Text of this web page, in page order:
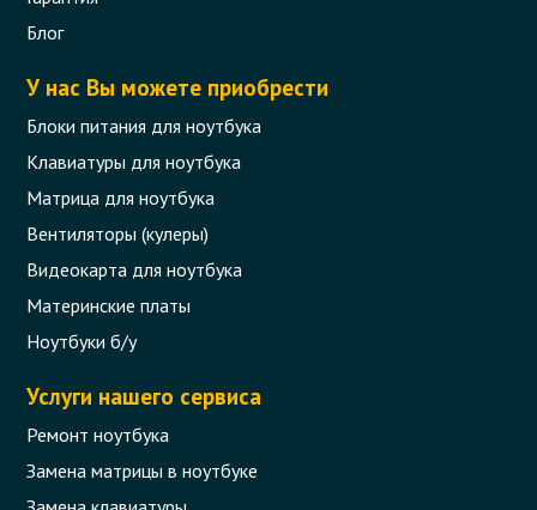
Блог
У нас Вы можете приобрести
Блоки питания для ноутбука
Клавиатуры для ноутбука
Матрица для ноутбука
Вентиляторы (кулеры)
Видеокарта для ноутбука
Материнские платы
Ноутбуки б/у
Услуги нашего сервиса
Ремонт ноутбука
Замена матрицы в ноутбуке